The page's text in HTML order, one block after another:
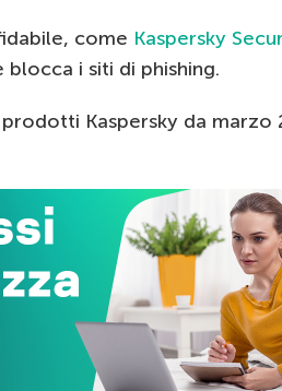
come Kaspersky
i siti di phishing.
Kaspersky da marzo